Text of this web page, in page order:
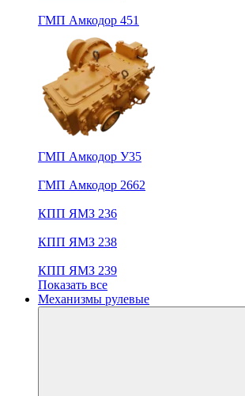
ГМП Амкодор 451
ГМП Амкодор У35
ГМП Амкодор 2662
КПП ЯМЗ 236
КПП ЯМЗ 238
КПП ЯМЗ 239
Показать все
Механизмы рулевые